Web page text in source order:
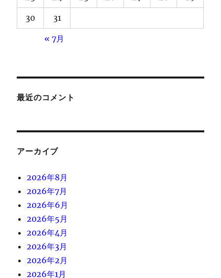
30 31
« 7月
最近のコメント
アーカイブ
2026年8月
2026年7月
2026年6月
2026年5月
2026年4月
2026年3月
2026年2月
2026年1月